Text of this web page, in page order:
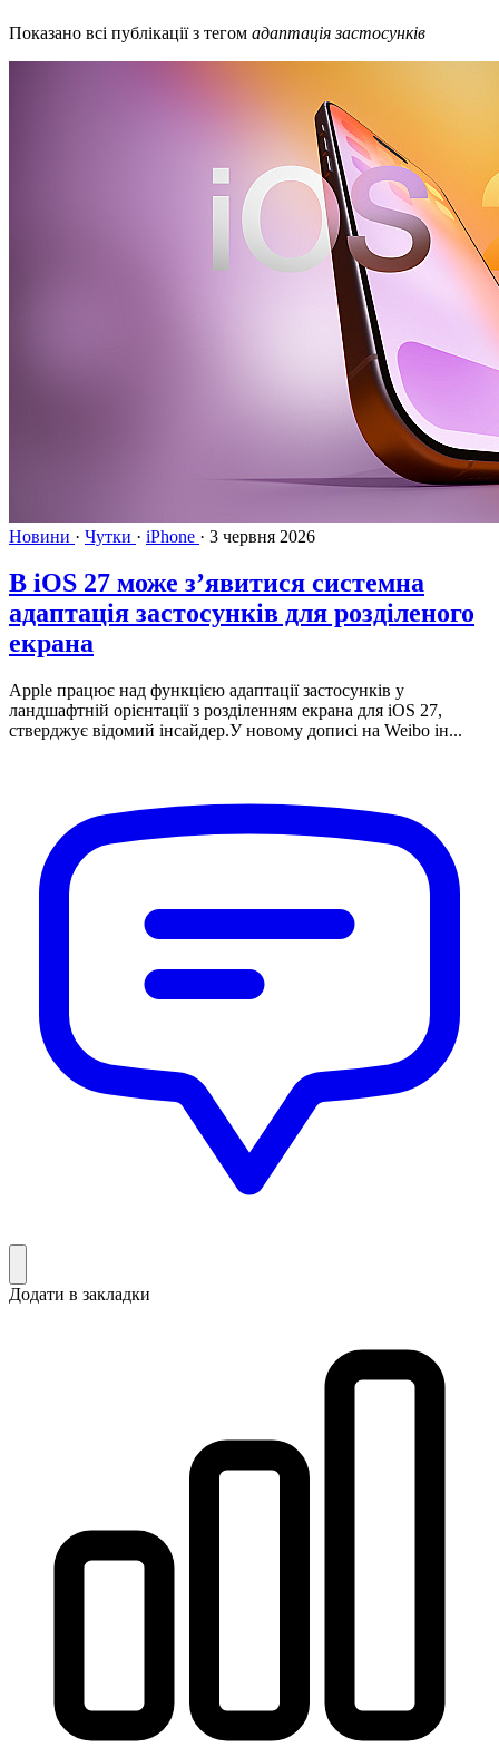
Показано всі публікації з тегом адаптація застосунків
Новини · Чутки · iPhone · 3 червня 2026
В iOS 27 може з’явитися системна
адаптація застосунків для розділеного
екрана
Apple працює над функцією адаптації застосунків у
ландшафтній орієнтації з розділенням екрана для iOS 27,
стверджує відомий інсайдер.У новому дописі на Weibo ін...
Додати в закладки